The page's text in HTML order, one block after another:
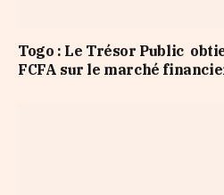
Togo : Le Trésor Public
FCFA sur le marché